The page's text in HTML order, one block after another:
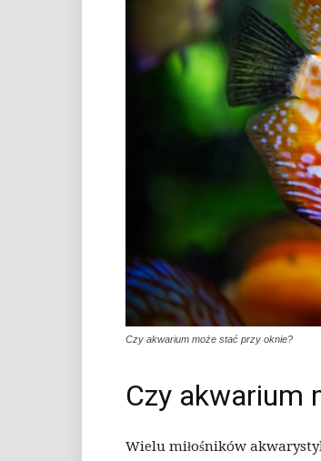
Czy akwarium może stać przy oknie?
Czy akwarium
Wielu miłośników